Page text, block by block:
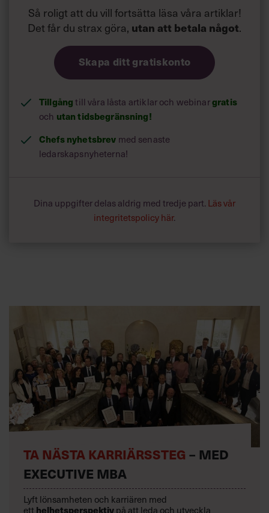
Så roligt att du vill fortsätta läsa våra artiklar!
Det får du strax göra, utan att betala något.
Skapa ditt gratiskonto
Tillgångtill våra låsta artiklar och webinargratis
och utan tidsbegränsning!
Chefs nyhetsbrev med senaste
ledarskapsnyheterna!
Dina uppgifter delas aldrig med tredje part. Läs vår
integritetspolicy här.
TA NÄSTA KARRIÄRSSTEG – MED
EXECUTIVE MBA
Lyft lönsamheten och karriären med
ett helhetsperspektivpå att leda och utveckla